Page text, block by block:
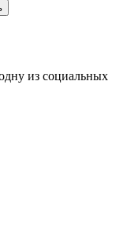
из социальных